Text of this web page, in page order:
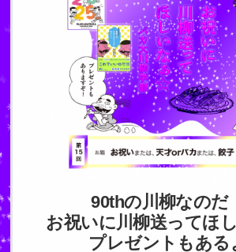
90thの川柳なのだ
お祝いに川柳送ってほ
プレゼントもある